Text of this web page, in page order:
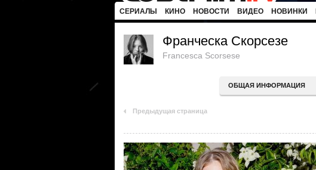
СЕРИАЛЫ КИНО НОВОСТИ ВИДЕО НОВИНКИ
Франческа Скорсезе
Francesca Scorsese
ОБЩАЯ ИНФОРМАЦИЯ
Предыдущая страница